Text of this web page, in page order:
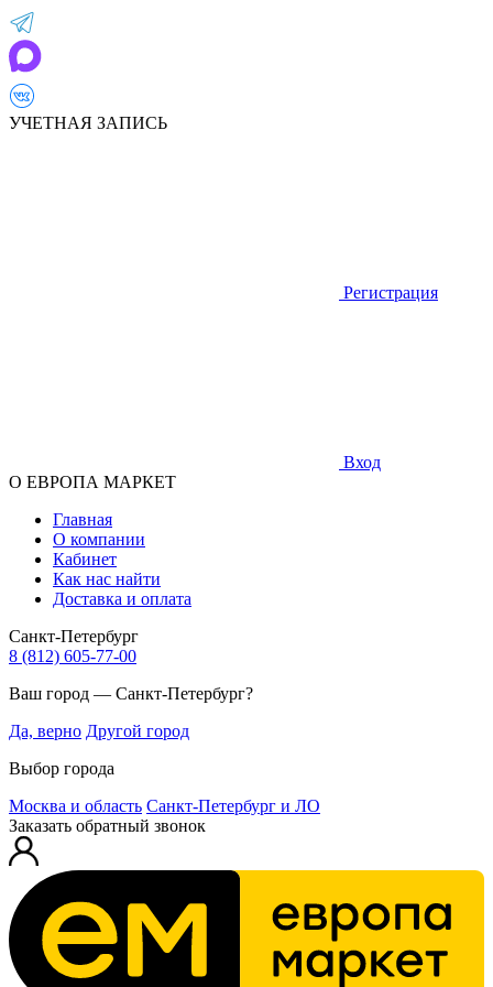
УЧЕТНАЯ ЗАПИСЬ
Регистрация
Вход
О ЕВРОПА МАРКЕТ
Главная
О компании
Кабинет
Как нас найти
Доставка и оплата
Санкт-Петербург
8 (812) 605-77-00
Ваш город — Санкт-Петербург?
Да, верно Другой город
Выбор города
Москва и область Санкт-Петербург и ЛО
Заказать обратный звонок